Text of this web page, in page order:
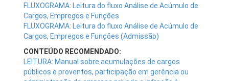
FLUXOGRAMA: Leitura do fluxo Análise de Acúmulo de
Cargos, Empregos e Funções
FLUXOGRAMA: Leitura do fluxo Análise de Acúmulo de
Cargos, Empregos e Funções (Admissão)
CONTEÚDO RECOMENDADO:
LEITURA: Manual sobre acumulações de cargos
públicos e proventos, participação em gerência ou